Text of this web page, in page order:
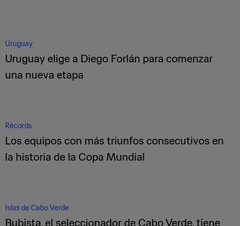
Uruguay
Uruguay elige a Diego Forlán para comenzar
una nueva etapa
Récords
Los equipos con más triunfos consecutivos en
la historia de la Copa Mundial
Islas de Cabo Verde
Bubista, el seleccionador de Cabo Verde, tiene